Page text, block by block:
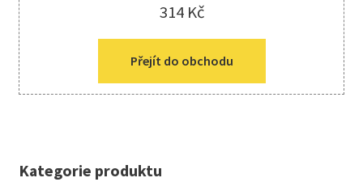
314 Kč
Přejít do obchodu
Kategorie produktu